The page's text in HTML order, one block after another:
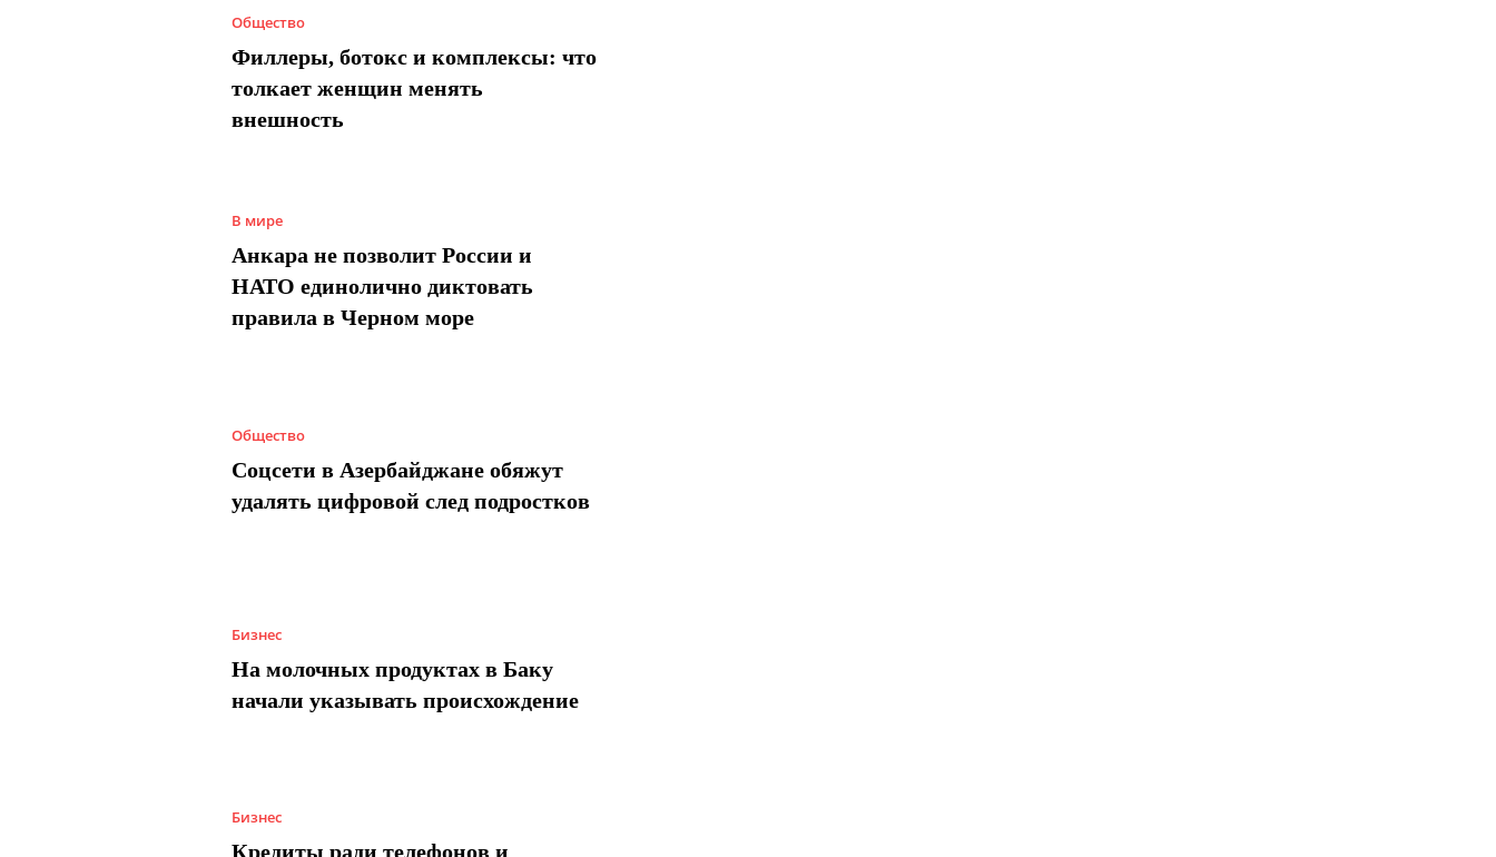
Общество
Филлеры, ботокс и комплексы: что
толкает женщин менять
внешность
В мире
Анкара не позволит России и
НАТО единолично диктовать
правила в Черном море
Общество
Соцсети в Азербайджане обяжут
удалять цифровой след подростков
Бизнес
На молочных продуктах в Баку
начали указывать происхождение
Бизнес
Кредиты ради телефонов и